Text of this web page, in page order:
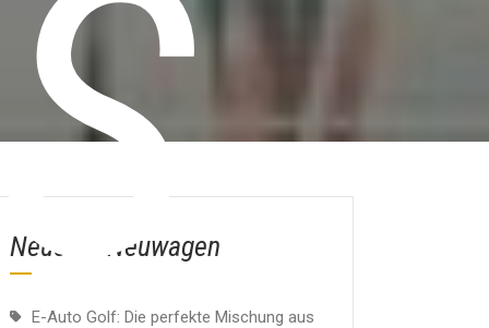
Neueste Neuwagen
E-Auto Golf: Die perfekte Mischung aus